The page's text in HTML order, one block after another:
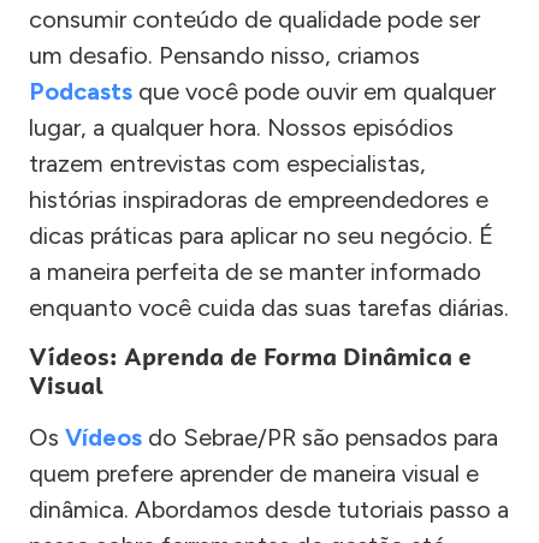
consumir conteúdo de qualidade pode ser
um desafio. Pensando nisso, criamos
Podcasts que você pode ouvir em qualquer
lugar, a qualquer hora. Nossos episódios
trazem entrevistas com especialistas,
histórias inspiradoras de empreendedores e
dicas práticas para aplicar no seu negócio. É
a maneira perfeita de se manter informado
enquanto você cuida das suas tarefas diárias.
Vídeos: Aprenda de Forma Dinâmica e
Visual
Os Vídeos do Sebrae/PR são pensados para
quem prefere aprender de maneira visual e
dinâmica. Abordamos desde tutoriais passo a